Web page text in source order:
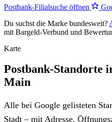
Postbank-Filialsuche öffnen
Du suchst die Marke bundesweit?
mit Bargeld-Verbund und
Karte
Postbank-Standorte
Main
Alle bei Google gelisteten
Stadt – mit Adresse,